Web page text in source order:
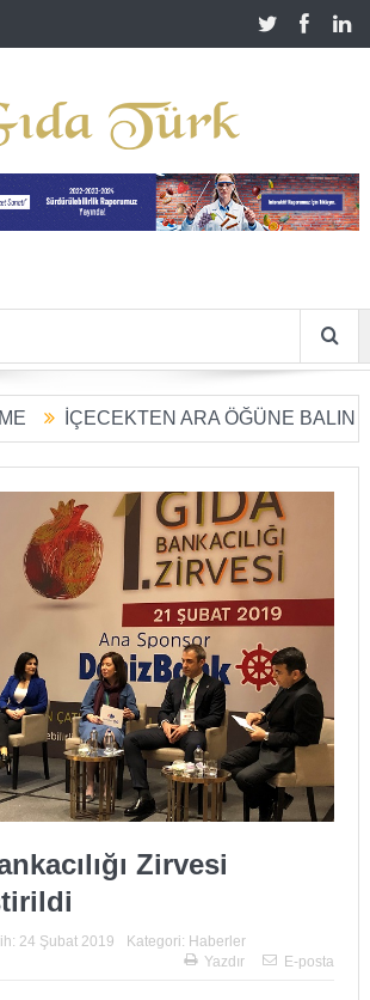
ARA ÖĞÜNE BALIN
Zirvesi
24 Şubat 2019 Kategori: Haberler
Yazdır
E-posta